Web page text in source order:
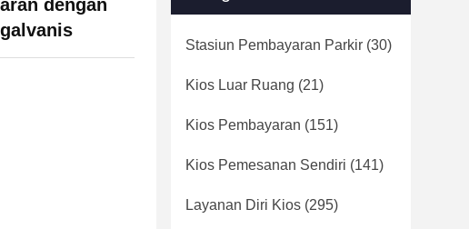
dengan
Stasiun Pembayaran Parkir (30)
Kios Luar Ruang (21)
Kios Pembayaran (151)
Kios Pemesanan Sendiri (141)
Layanan Diri Kios (295)